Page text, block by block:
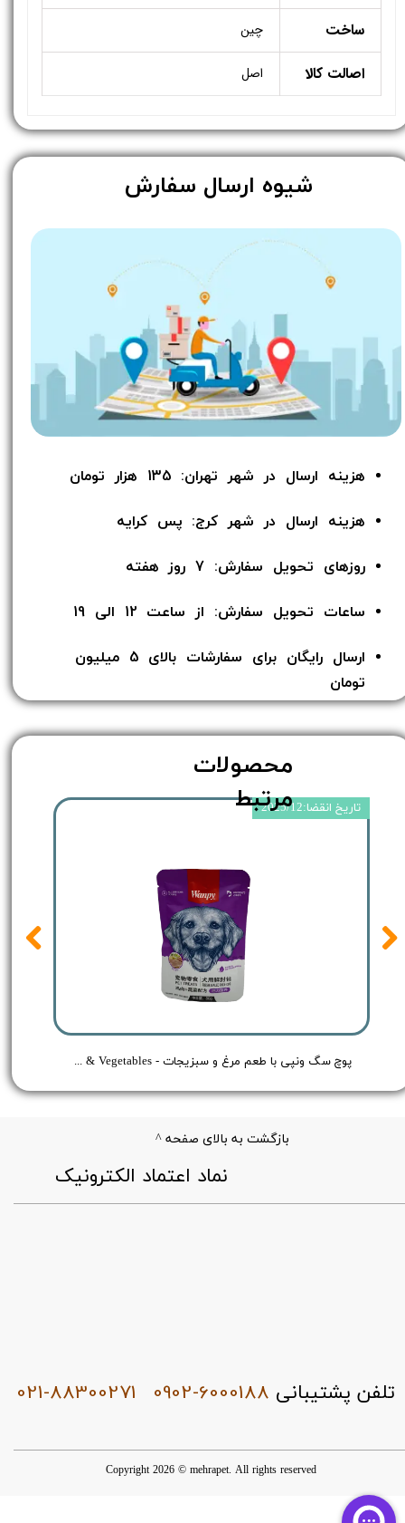
ساخت چین
اصالت کالا اصل
هزینه ارسال در شهر تهران: 135 هزار تومان
هزینه ارسال در شهر کرج: پس کرایه
روزهای تحویل سفارش: 7 روز هفته
ساعات تحویل سفارش: از ساعت 12 الی 19
ارسال رایگان برای سفارشات بالای 5 میلیون
تومان​​​​​​​
​شیوه ارسال سفارش
پوچ سگ ونپی با طعم مرغ و سبزیجات - Wanpy Dog Treat Chicken & Vegetables - وزن 80 گرم
تاریخ انقضا:2025/12
محصولات
مرتبط
0902-6000188
بازگشت به بالای صفحه ^
021-88300271
Copyright 2026 © mehrapet. All rights reserved
​نماد اعتماد الکترونیک